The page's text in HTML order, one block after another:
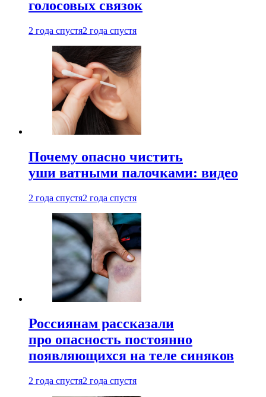
голосовых связок
2 года спустя2 года спустя
Почему опасно чистить
уши ватными палочками: видео
2 года спустя2 года спустя
Россиянам рассказали
про опасность постоянно
появляющихся на теле синяков
2 года спустя2 года спустя